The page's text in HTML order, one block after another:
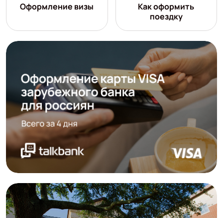
Оформление визы
Как оформить
поездку